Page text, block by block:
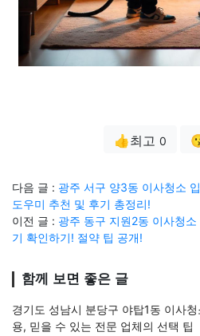
👍최고 0
다음 글 : 광주 서구 양3동 이사청소
도우미 추천 및 후기 총정리!
이전 글 : 광주 동구 지원2동 이사청
기 확인하기! 절약 팁 공개!
함께 보면 좋은 글
경기도 성남시 분당구 야탑1동 이사
용, 믿을 수 있는 전문 업체의 선택 팁